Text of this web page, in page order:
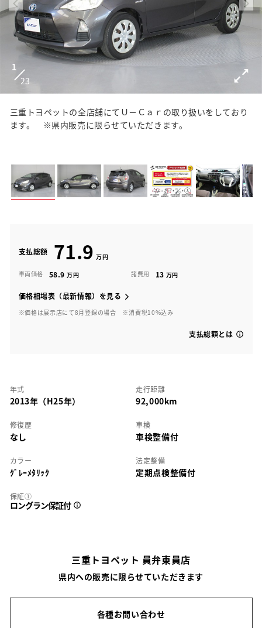
1
23
三重トヨペットの全店舗にてＵ－Ｃａｒの取り扱いをしており
ます。 ※県内販売に限らせていただきます。
支払総額 71.9
車両価格 58.9 諸費用 13
価格相場表（最新情報）を見る
※価格は展示店にて8月登録の場合 ※消費税10%込み
支払総額とは
年式
2013年（H25年）
走行距離
92,000km
修復歴
なし
車検
車検整備付
カラー
ｸﾞﾚｰﾒﾀﾘｯｸ
法定整備
定期点検整備付
保証①
ロングラン保証付
三重トヨペット 員弁東員店
県内への販売に限らせていただきます
各種お問い合わせ